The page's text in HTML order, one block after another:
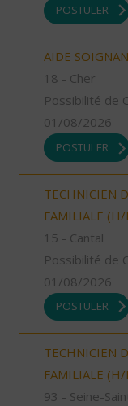
POSTULER
AIDE
18 - Cher
Possibilité de
01/08/2026
POSTULER
TECHNICIEN
FAMILIALE (H/
15 - Cantal
Possibilité de
01/08/2026
POSTULER
TECHNICIEN
FAMILIALE (H/
93 - Seine-